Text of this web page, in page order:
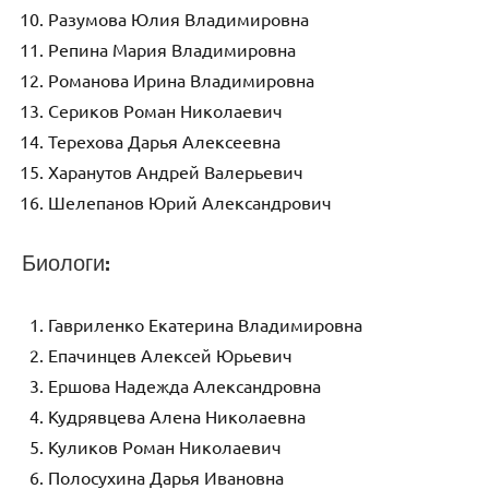
Разумова Юлия Владимировна
Репина Мария Владимировна
Романова Ирина Владимировна
Сериков Роман Николаевич
Терехова Дарья Алексеевна
Харанутов Андрей Валерьевич
Шелепанов Юрий Александрович
Биологи:
Гавриленко Екатерина Владимировна
Епачинцев Алексей Юрьевич
Ершова Надежда Александровна
Кудрявцева Алена Николаевна
Куликов Роман Николаевич
Полосухина Дарья Ивановна